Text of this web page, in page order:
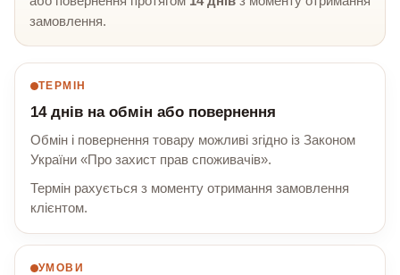
замовлення.
ТЕРМІН
14 днів на обмін або повернення
Обмін і повернення товару можливі згідно із Законом
України «Про захист прав споживачів».
Термін рахується з моменту отримання замовлення
клієнтом.
УМОВИ